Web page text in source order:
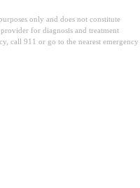
only and does not constitute
for diagnosis and treatment
call 911 or go to the nearest emergency